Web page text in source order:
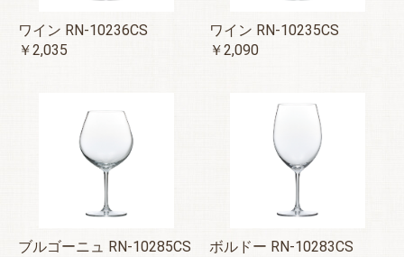
ワイン RN-10236CS
￥2,035
ワイン RN-10235CS
￥2,090
ブルゴーニュ RN-10285CS
ボルドー RN-10283CS